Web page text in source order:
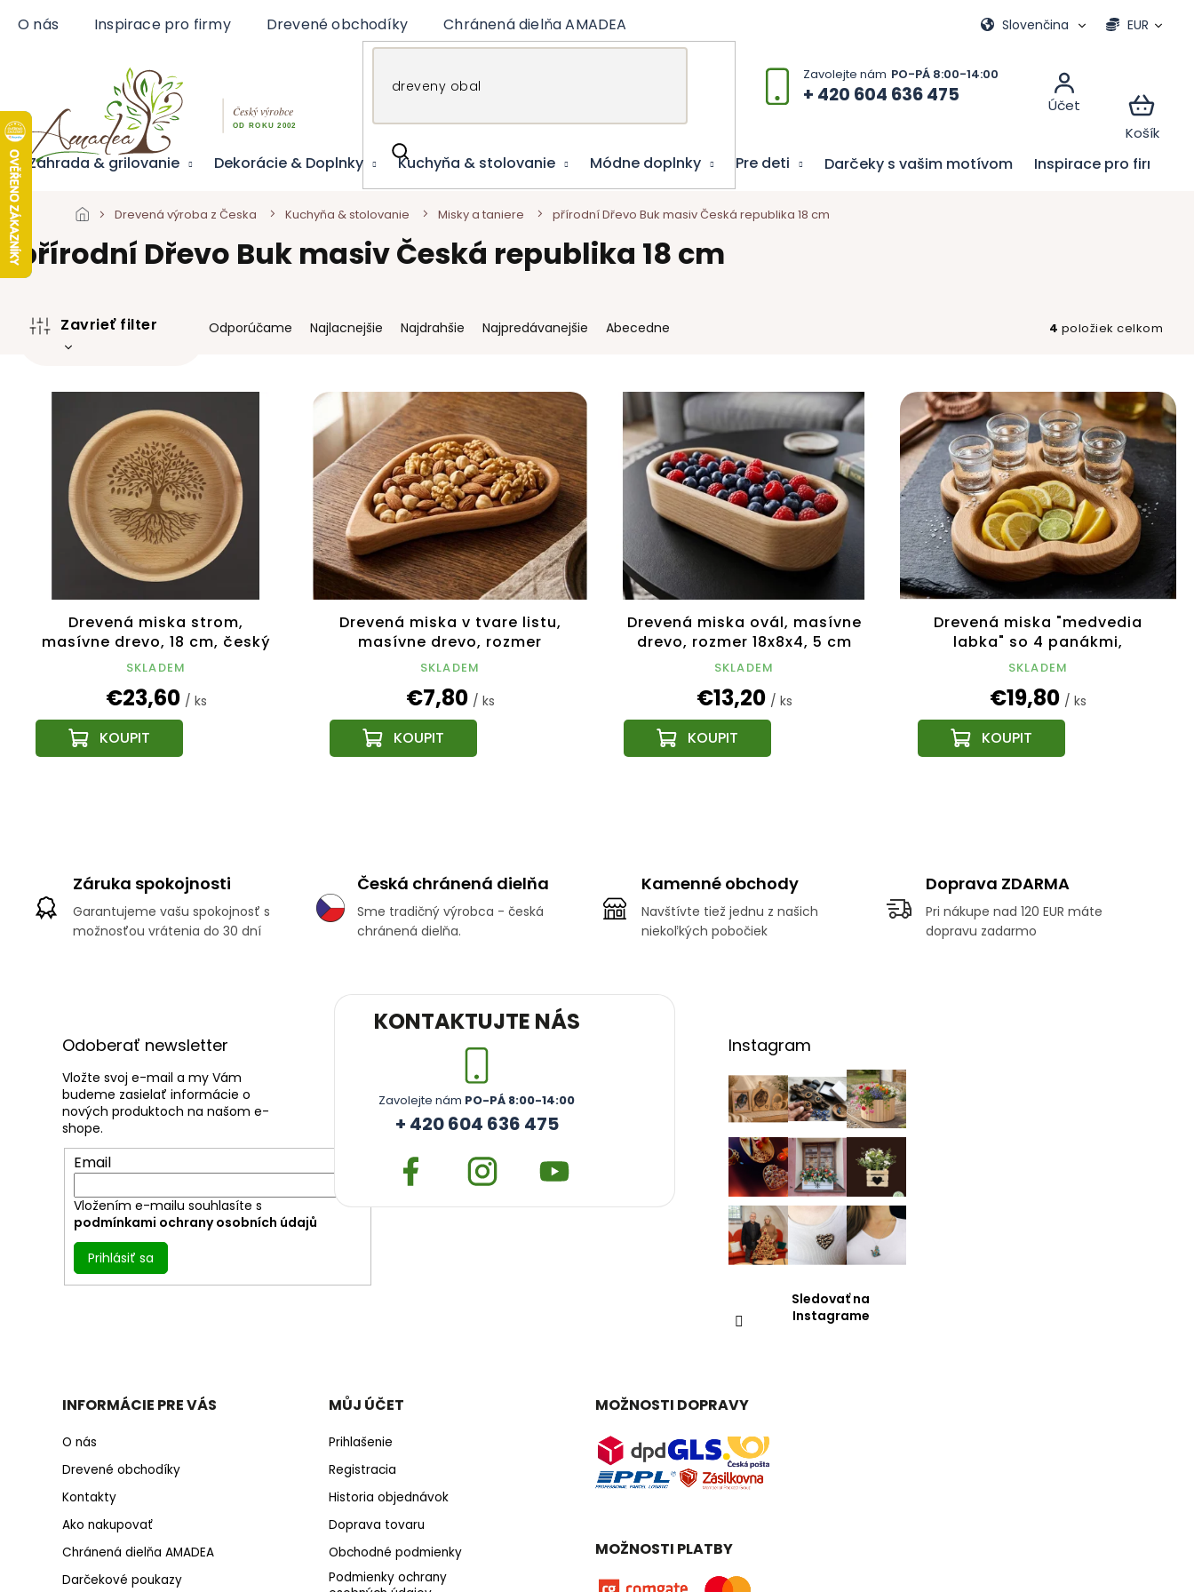
+ 420 604 636 475
O nás Inspirace pro firmy Drevené obchodíky Chránená dielňa AMADEA Moja objednávka EUR
Slovenčina
Záhrada & grilovanie Dekorácie & Doplnky Kuchyňa & stolovanie Módne doplnky Pre deti Darčeky s vašim motívom Inspirace pro firmy
Drevená výroba z Česka Kuchyňa & stolovanie Misky a taniere přírodní Dřevo Buk masiv Česká republika 18 cm
přírodní Dřevo Buk masiv Česká republika 18 cm
R
a
n
i
e
p
r
o
d
u
k
t
v
Odporúčame Najlacnejšie Najdrahšie Najpredávanejšie Abecedne 4 položiek celkom
Zavrieť filter
Drevená miska strom,
masívne drevo, 18 cm, český
výrobok
SKLADEM
€23,60 / ks
Drevená miska v tvare listu,
masívne drevo, rozmer
18x10x2 cm
SKLADEM
€7,80 / ks
Drevená miska ovál, masívne
drevo, rozmer 18x8x4, 5 cm
SKLADEM
€13,20 / ks
Drevená miska "medvedia
labka" so 4 panákmi,
masívne drevo, veľkosť 18 cm
SKLADEM
€19,80 / ks
a
c
r
Záruka spokojnosti
Garantujeme vašu spokojnosť s
možnosťou vrátenia do 30 dní
Česká chránená dielňa
Sme tradičný výrobca - česká
chránená dielňa.
Kamenné obchody
Navštívte tiež jednu z našich
niekoľkých pobočiek
Doprava ZDARMA
Pri nákupe nad 120 EUR máte
dopravu zadarmo
Odoberať newsletter
Vložte svoj e-mail a my Vám
budeme zasielať informácie o
nových produktoch na našom e-
shope.
Email
Vložením e-mailu souhlasíte s
podmínkami ochrany osobních údajů
Prihlásiť sa
KONTAKTUJTE NÁS
Zavolejte nám PO-PÁ 8:00-14:00
+ 420 604 636 475
Instagram
Sledovať na
Instagrame
INFORMÁCIE PRE VÁS
O nás
Drevené obchodíky
Kontakty
Ako nakupovať
Chránená dielňa AMADEA
Darčekové poukazy
MŮJ ÚČET
Prihlašenie
Registracia
Historia objednávok
Doprava tovaru
Obchodné podmienky
Podmienky ochrany
MOŽNOSTI DOPRAVY
MOŽNOSTI PLATBY